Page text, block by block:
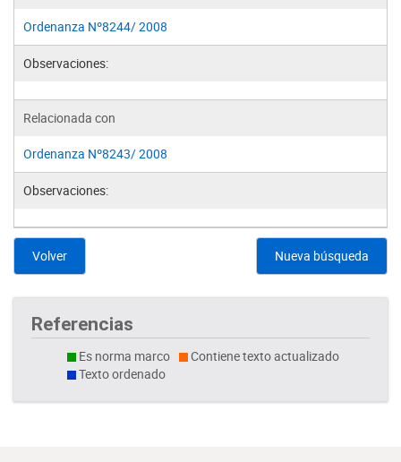
Ordenanza Nº8244/ 2008
Observaciones:
Relacionada con
Ordenanza Nº8243/ 2008
Observaciones:
Volver Nueva búsqueda
Referencias
Es norma marco
Contiene texto actualizado
Texto ordenado